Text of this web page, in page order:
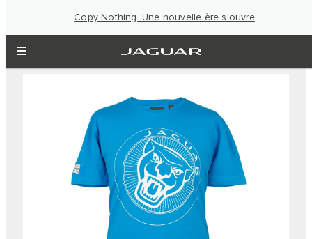
Copy Nothing. Une nouvelle ère s’ouvre